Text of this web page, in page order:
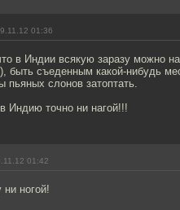
01:36
в Индии всякую заразу можно
быть съеденным какой-нибудь
пьяных слонов затоптать.
Индию точно ни нагой!!!
01:42
ни ногой!